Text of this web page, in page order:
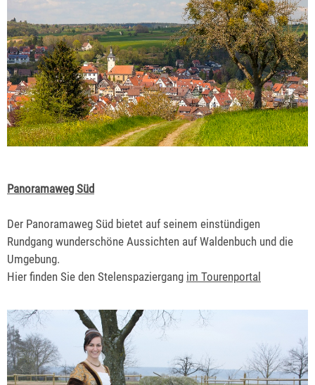
Panoramaweg Süd
Der Panoramaweg Süd bietet auf seinem einstündigen
Rundgang wunderschöne Aussichten auf Waldenbuch und die
Umgebung.
Hier finden Sie den Stelenspaziergang im Tourenportal